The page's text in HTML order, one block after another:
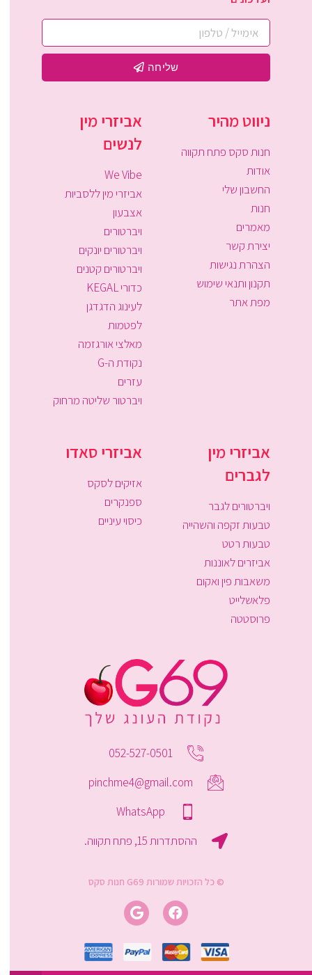
שליחה
ניווט מהיר
חנות סקס פתח תקווה
אודות
החשבון שלי
חנות
מאמרים
יצירת קשר
הצהרת נגישות
תקנון ותנאי שימוש
מפת אתר
אביזרי מין
לנשים
We Vibe
אביזרי מין ללסביות
אצבעון
ויברטורים
ויברטורים יונקים
ויברטורים קטנים
כדורי KEGAL
לעינוג הדגדגן
לפטמות
מאלצי אורגזמה
נקודת ה-G
עזרים
ויברטור שליטה מרחוק
אביזרי מין
לגברים
ויברטורים לגבר
טבעות זקפה והשהייה
טבעות רטט
אביזרים לאוננות
משאבות פין ואקום
פלאשלייט
פרוסטטה
אביזרי סאדו
אזיקים לסקס
ספנקרים
כיסוי עיניים
052-527-0501
pinchme4@gmail.com
WhatsApp
ההסתדרות 15, פתח תקווה.
© כל הזכויות שמורות G69 חנות סקס